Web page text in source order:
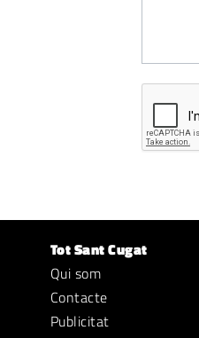
Tot Sant Cugat
Qui som
Contacte
Publicitat